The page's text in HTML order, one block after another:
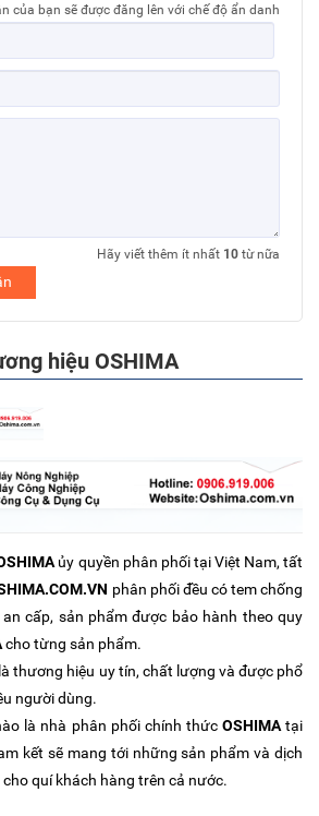
của bạn sẽ được đăng lên với chế độ ẩn danh
Hãy viết thêm ít nhất 10 từ nữa
hiệu OSHIMA
ủy quyền phân phối tại Việt Nam, tất
phân phối đều có tem chống
cấp, sản phẩm được bảo hành theo quy
cho từng sản phẩm.
là thương hiệu uy tín, chất lượng và được phổ
người dùng.
là nhà phân phối chính thức OSHIMAtại
kết sẽ mang tới những sản phẩm và dịch
quí khách hàng trên cả nước.